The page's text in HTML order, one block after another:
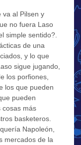
va al Pilsen y
no fuera Laso
simple sentido?.
de una
y lo que
sigue jugando,
los porfiones,
los que pueden
pueden
cosas más
basketeros.
Napoleón,
mercados de la